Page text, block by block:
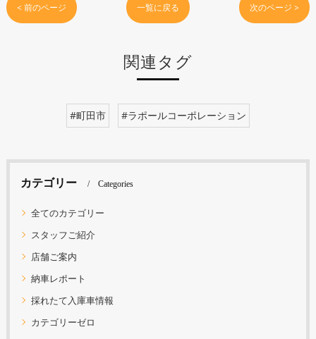
< 前のページ 一覧に戻る 次のページ >
関連タグ
#町田市 #ラポールコーポレーション
カテゴリー Categories
全てのカテゴリー
スタッフご紹介
店舗ご案内
納車レポート
採れたて入庫車情報
カテゴリーゼロ